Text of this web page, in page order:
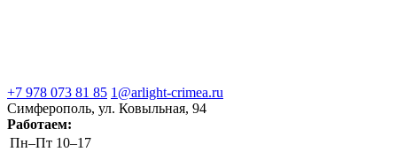
+7 978 073 81 85 1@arlight-crimea.ru
Симферополь, ул. Ковыльная, 94
Работаем:
Пн–Пт 10–17